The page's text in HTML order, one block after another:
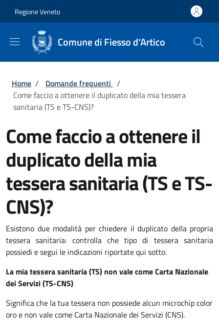
Regione Veneto
Comune di Fiesso d'Artico
Briciole di pane
Home / Domande frequenti /
Come faccio a ottenere il duplicato della mia tessera
sanitaria (TS e TS-CNS)?
Come faccio a ottenere il
duplicato della mia
tessera sanitaria (TS e TS-
CNS)?
Esistono due modalità per chiedere il duplicato della propria
tessera sanitaria: controlla che tipo di tessera sanitaria
possiedi e segui le indicazioni riportate qui sotto.
La mia tessera sanitaria (TS) non vale come Carta Nazionale
dei Servizi (TS-CNS)
Significa che la tua tessera non possiede alcun microchip color
oro e non vale come Carta Nazionale dei Servizi (CNS).